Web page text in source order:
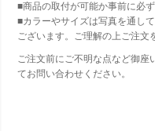
■商品の取付が可能か事前に必ず
■カラーやサイズは写真を通し
ございます。ご理解の上ご注文
ご注文前にご不明な点など御座
てお問い合わせください。